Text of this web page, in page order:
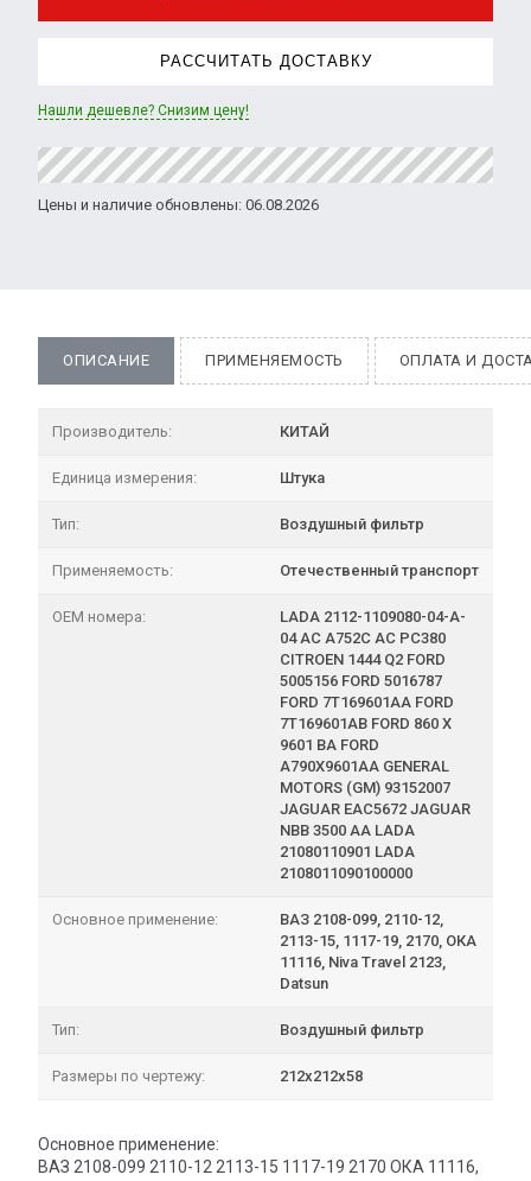
РАССЧИТАТЬ ДОСТАВКУ
Нашли дешевле? Снизим цену!
Цены и наличие обновлены: 06.08.2026
ОПИСАНИЕ ПРИМЕНЯЕМОСТЬ ОПЛАТА И
Производитель: КИТАЙ
Единица измерения: Штука
Тип: Воздушный фильтр
Применяемость: Отечественный транспорт
OEM номера:
LADA 2112-1109080-04-A-
04 AC A752C AC PC380
CITROEN 1444 Q2 FORD
5005156 FORD 5016787
FORD 7T169601AA FORD
7T169601AB FORD 860 X
9601 BA FORD
A790X9601AA GENERAL
MOTORS (GM) 93152007
JAGUAR EAC5672 JAGUAR
NBB 3500 AA LADA
21080110901 LADA
2108011090100000
Основное применение:
ВАЗ 2108-099, 2110-12,
2113-15, 1117-19, 2170, ОКА
11116, Niva Travel 2123,
Datsun
Тип: Воздушный фильтр
Размеры по чертежу: 212х212х58
Основное применение:
ВАЗ 2108-099 2110-12 2113-15 1117-19 2170 ОКА 11116,